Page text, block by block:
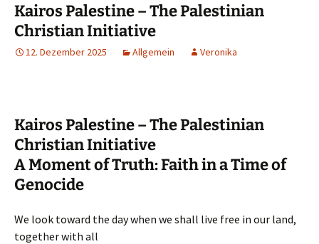
Kairos Palestine – The Palestinian
Christian Initiative
12. Dezember 2025 Allgemein Veronika
Kairos Palestine – The Palestinian
Christian Initiative
A Moment of Truth: Faith in a Time of
Genocide
We look toward the day when we shall live free in our land,
together with all